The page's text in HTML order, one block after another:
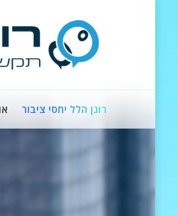
רונן הלל יחסי ציבור